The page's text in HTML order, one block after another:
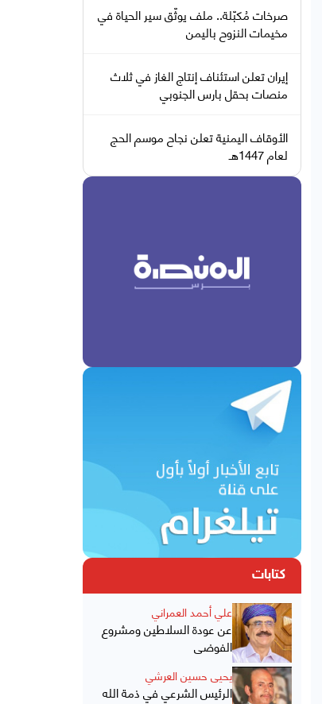
صرخات مُكبّلة.. ملف يوثّق سير الحياة في
مخيمات النزوح باليمن
إيران تعلن استئناف إنتاج الغاز في ثلاث
منصات بحقل بارس الجنوبي
الأوقاف اليمنية تعلن نجاح موسم الحج
لعام 1447هـ
كتابات
علي أحمد العمراني
عن عودة السلاطين ومشروع
الفوضى
يحيى حسين العرشي
الرئيس الشرعي في ذمة الله